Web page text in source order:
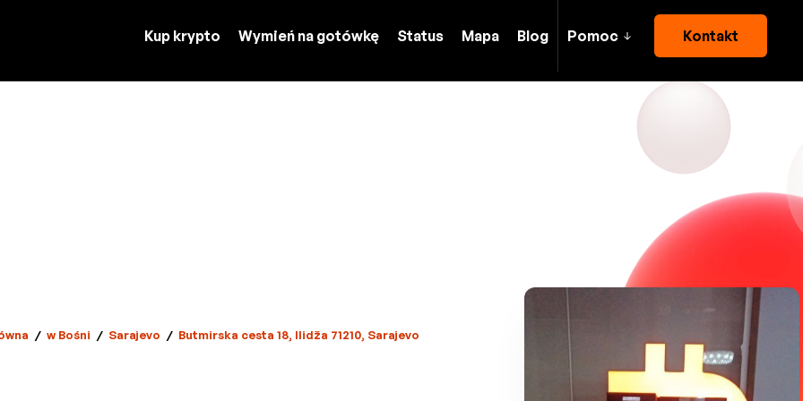
Kup krypto Wymień na gotówkę Status Mapa Blog Pomoc Kontakt
/ w Bośni / Sarajevo / Butmirska cesta 18, Ilidža 71210, Sarajevo